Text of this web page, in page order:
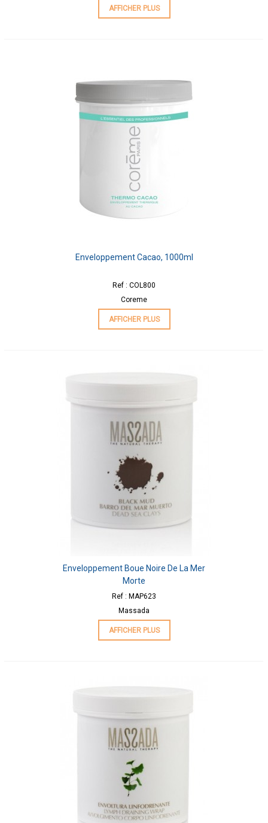
AFFICHER PLUS
Enveloppement Cacao, 1000ml
Ref : COL800
Coreme
AFFICHER PLUS
Enveloppement Boue Noire De La Mer
Morte
Ref : MAP623
Massada
AFFICHER PLUS